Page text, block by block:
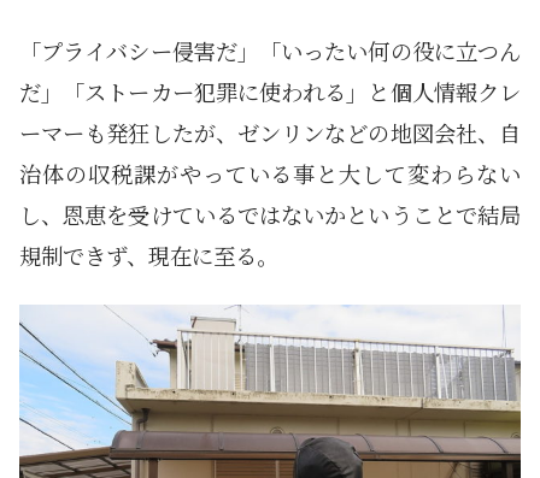
「プライバシー侵害だ」「いったい何の役に立つん
だ」「ストーカー犯罪に使われる」と個人情報クレ
ーマーも発狂したが、ゼンリンなどの地図会社、自
治体の収税課がやっている事と大して変わらない
し、恩恵を受けているではないかということで結局
規制できず、現在に至る。